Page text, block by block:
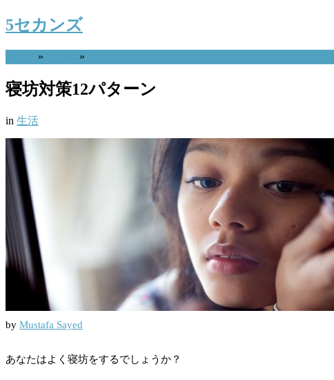
5セカンズ
» »
寝坊対策12パターン
in 生活
by Mustafa Sayed
あなたはよく寝坊をするでしょうか？